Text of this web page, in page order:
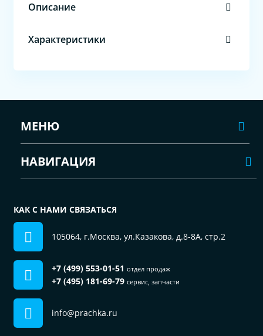
Описание
Характеристики
МЕНЮ
НАВИГАЦИЯ
КАК С НАМИ СВЯЗАТЬСЯ
105064, г.Москва, ул.Казакова, д.8-8А, стр.2
+7 (499) 553-01-51 отдел продаж
+7 (495) 181-69-79 сервис, запчасти
info@prachka.ru